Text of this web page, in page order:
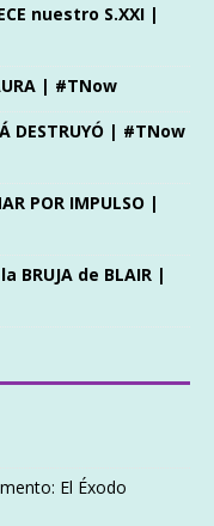
nuestro S.XXI |
| #TNow
DESTRUYÓ | #TNow
POR IMPULSO |
BRUJA de BLAIR |
El Éxodo